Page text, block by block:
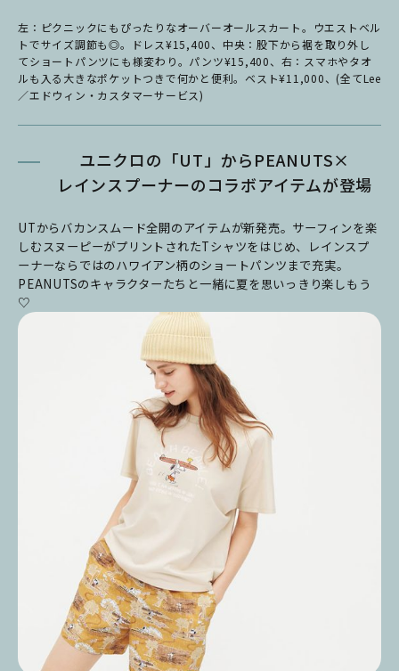
左：ピクニックにもぴったりなオーバーオールスカート。ウエストベル
トでサイズ調節も◎。ドレス¥15,400、中央：股下から裾を取り外し
てショートパンツにも様変わり。パンツ¥15,400、右：スマホやタオ
ルも入る大きなポケットつきで何かと便利。ベスト¥11,000、(全てLee
／エドウィン・カスタマーサービス)
ユニクロの「UT」からPEANUTS×
レインスプーナーのコラボアイテムが登場
UTからバカンスムード全開のアイテムが新発売。サーフィンを楽
しむスヌーピーがプリントされたTシャツをはじめ、レインスプ
ーナーならではのハワイアン柄のショートパンツまで充実。
PEANUTSのキャラクターたちと一緒に夏を思いっきり楽しもう
♡